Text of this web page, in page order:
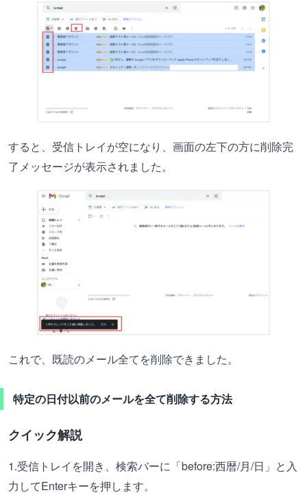
すると、受信トレイが空になり、画面の左下の方に削除完
了メッセージが表示されました。
これで、既読のメール全てを削除できました。
特定の日付以前のメールを全て削除する方法
クイック解説
1.受信トレイを開き、検索バーに「before:西暦/月/日」と入
力してEnterキーを押します。